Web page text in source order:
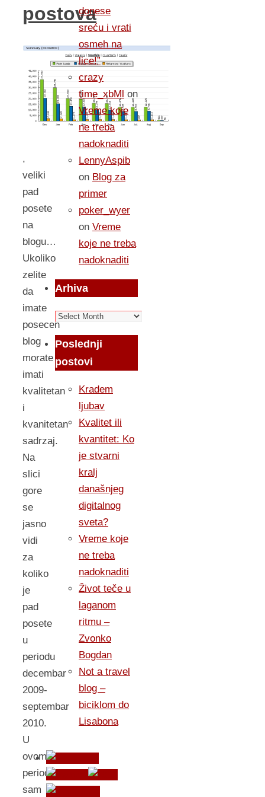
postova
,
veliki
pad
posete
na
blogu…
Ukoliko
zelite
da
imate
posecen
blog
morate
imati
kvalitetan
i
kvanitetan
sadrzaj.
Na
slici
gore
se
jasno
vidi
za
koliko
je
pad
posete
u
periodu
decembar
2009-
septembar
2010.
U
ovom
periodu
sam
donese
sreću i vrati
osmeh na
lice!”
crazy
time_xbMl on
Vreme koje
ne treba
nadoknaditi
LennyAspib
on Blog za
primer
poker_wyer
on Vreme
koje ne treba
nadoknaditi
Arhiva
Arhiva
Poslednji
postovi
Kradem
ljubav
Kvalitet ili
kvantitet: Ko
je stvarni
kralj
današnjeg
digitalnog
sveta?
Vreme koje
ne treba
nadoknaditi
Život teče u
laganom
ritmu –
Zvonko
Bogdan
Not a travel
blog –
biciklom do
Lisabona